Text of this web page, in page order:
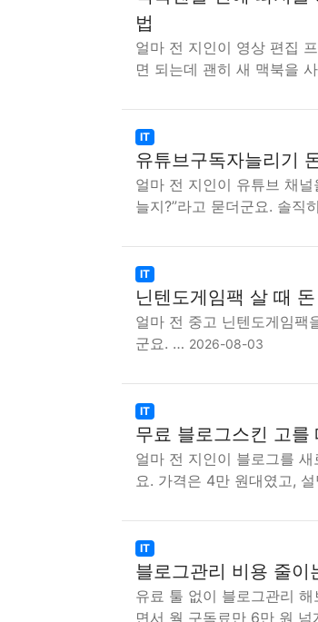
법
얼마 전 지인이 영상 편집
면 되는데 괜히 새 맥북을
IT
유튜브구독자늘리기
얼마 전 지인이 유튜브 채
늘지?”라고 묻더군요. 솔직
IT
닌텐도게임팩 살 때
얼마 전 중고 닌텐도게임팩
군요. … 2026-08-03
IT
무료 블로그스킨 고를
얼마 전 지인이 블로그를
요. 가격은 4만 원대였고,
IT
블로그관리 비용 줄
유료 툴 없이 블로그관리
면서 월 구독료만 6만 원